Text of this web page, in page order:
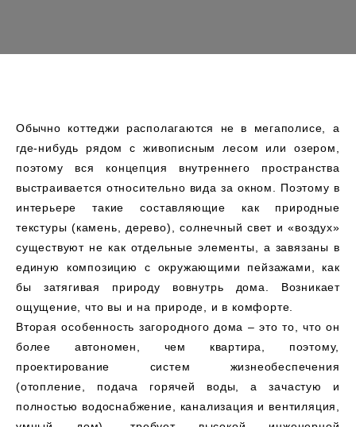
Обычно коттеджи располагаются не в мегаполисе, а
где-нибудь рядом с живописным лесом или озером,
поэтому вся концепция внутреннего пространства
выстраивается относительно вида за окном. Поэтому в
интерьере такие составляющие как природные
текстуры (камень, дерево), солнечный свет и «воздух»
существуют не как отдельные элементы, а завязаны в
единую композицию с окружающими пейзажами, как
бы затягивая природу вовнутрь дома. Возникает
ощущение, что вы и на природе, и в комфорте.
Вторая особенность загородного дома – это то, что он
более автономен, чем квартира, поэтому,
проектирование систем жизнеобеспечения
(отопление, подача горячей воды, а зачастую и
полностью водоснабжение, канализация и вентиляция,